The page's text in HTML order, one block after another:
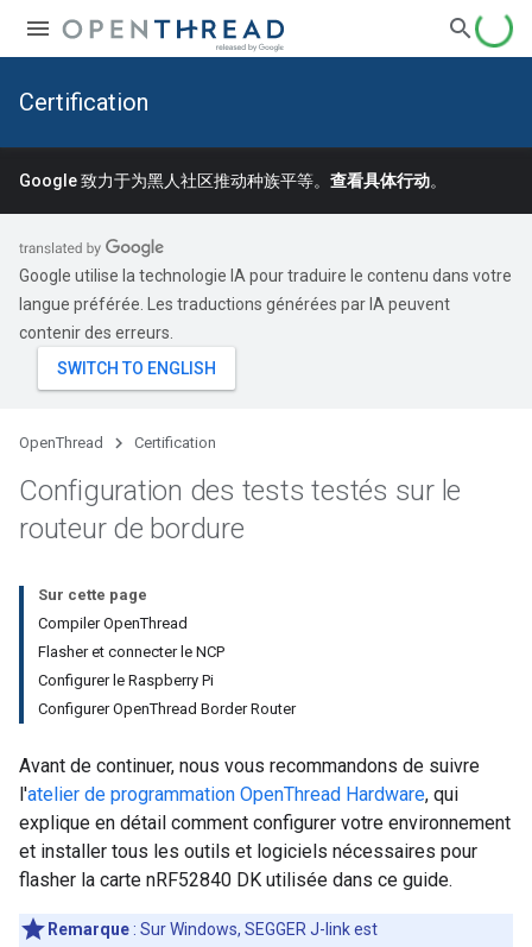
Certification
Google 致力于为黑人社区推动种族平等。 查看具体行动。
Google utilise la technologie IA pour traduire le contenu dans votre
langue préférée. Les traductions générées par IA peuvent
contenir des erreurs.
OpenThread Certification
Configuration des tests testés sur le
routeur de bordure
Sur cette page
Compiler OpenThread
Flasher et connecter le NCP
Configurer le Raspberry Pi
Configurer OpenThread Border Router
Avant de continuer, nous vous recommandons de suivre
l'atelier de programmation OpenThread Hardware, qui
explique en détail comment configurer votre environnement
et installer tous les outils et logiciels nécessaires pour
flasher la carte nRF52840 DK utilisée dans ce guide.
Remarque : Sur Windows, SEGGER J-link est